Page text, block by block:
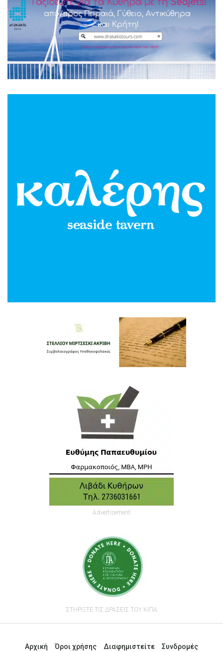
Advertisement
ΣΤΗΡΙΞΤΕ ΤΙΣ ΔΡΑΣΕΙΣ ΤΟΥ ΚΙΠΑ
Αρχική Όροι χρήσης Διαφημιστείτε Συνδρομές